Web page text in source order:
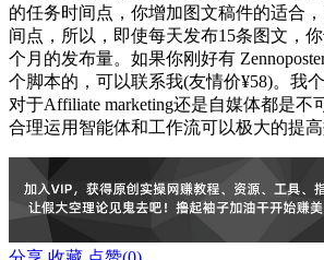
的任务时间点，你增加图文稿件的适合
间点，所以，即使每天发布15条图文，
个月的发布量。如果你刚好有
个脚本的，可以联系我(友情价¥58)。我
对于Affiliate marketing还是自媒体都是不
合理运用智能体和工作流可以极大的提高